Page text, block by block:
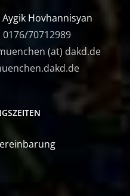
Hovhannisyan
0176/70712989
(at) dakd.de